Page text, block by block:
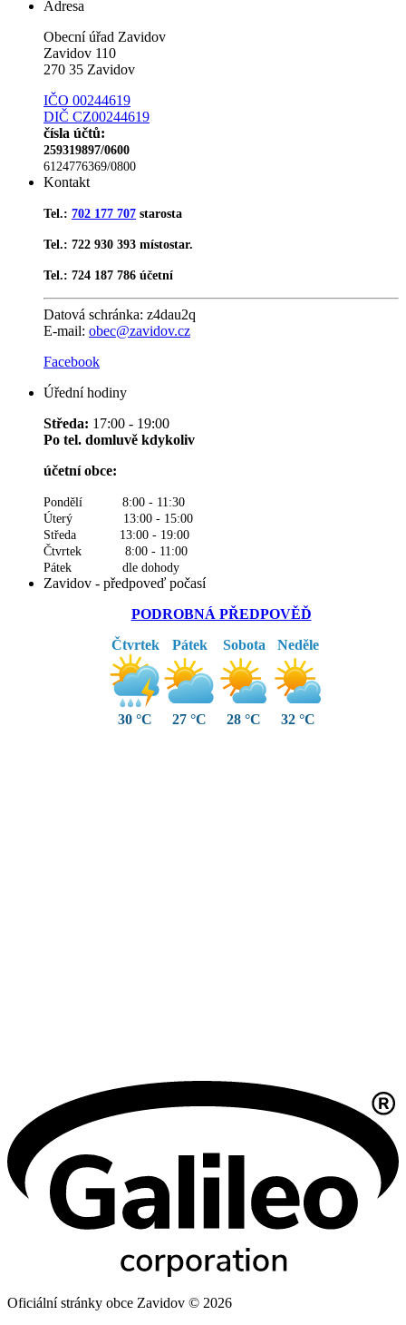
Adresa
Obecní úřad Zavidov
Zavidov 110
270 35 Zavidov
IČO 00244619
DIČ CZ00244619
čísla účtů:
259319897/0600
6124776369/0800
Kontakt
Tel.: 702 177 707 starosta
Tel.: 722 930 393 místostar.
Tel.: 724 187 786 účetní
Datová schránka: z4dau2q
E-mail: obec@zavidov.cz
Facebook
Úřední hodiny
Středa: 17:00 - 19:00
Po tel. domluvě kdykoliv
účetní obce:
Pondělí 8:00 - 11:30
Úterý 13:00 - 15:00
Středa 13:00 - 19:00
Čtvrtek 8:00 - 11:00
Pátek dle dohody
Zavidov - předpoveď počasí
PODROBNÁ PŘEDPOVĚĎ
Čtvrtek
30 °C
Pátek
27 °C
Sobota
28 °C
Neděle
32 °C
Oficiální stránky obce Zavidov © 2026